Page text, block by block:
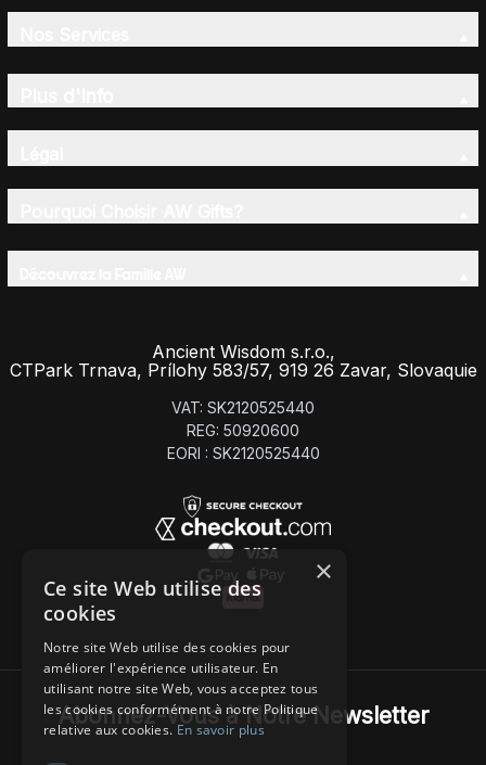
Ancient Wisdom s.r.o.,
CTPark Trnava, Prílohy 583/57, 919 26 Zavar, Slovaquie
VAT: SK2120525440
REG: 50920600
EORI : SK2120525440
Abonnez-Vous à Notre Newsletter
×
Ce site Web utilise des
cookies
Notre site Web utilise des cookies pour
améliorer l'expérience utilisateur. En
utilisant notre site Web, vous acceptez tous
les cookies conformément à notre Politique
relative aux cookies.En savoir plus